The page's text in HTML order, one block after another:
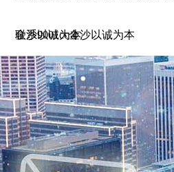
金沙以诚为本
联系9001cc金沙以诚为本